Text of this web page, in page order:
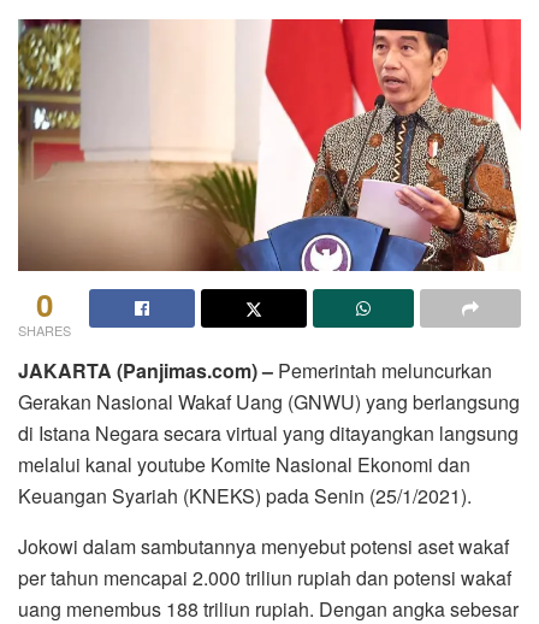
0
SHARES
JAKARTA (Panjimas.com) – Pemerintah meluncurkan
Gerakan Nasional Wakaf Uang (GNWU) yang berlangsung
di Istana Negara secara virtual yang ditayangkan langsung
melalui kanal youtube Komite Nasional Ekonomi dan
Keuangan Syariah (KNEKS) pada Senin (25/1/2021).
Jokowi dalam sambutannya menyebut potensi aset wakaf
per tahun mencapai 2.000 triliun rupiah dan potensi wakaf
uang menembus 188 triliun rupiah. Dengan angka sebesar